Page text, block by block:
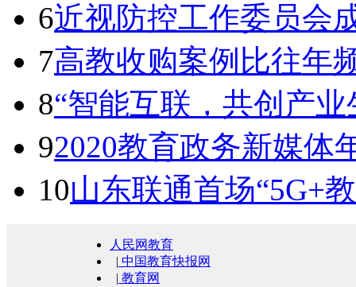
6近视防控工作委员会
7高教收购案例比往年
8“智能互联，共创产
92020教育政务新媒体
10山东联通首场“5G+
人民网教育
| 中国教育快报网
| 教育网